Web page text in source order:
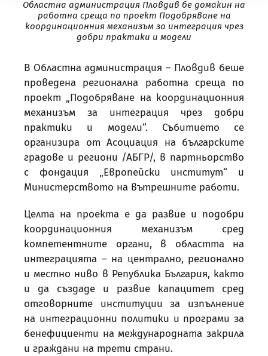
Областна администрация Пловдив бе домакин на
работна среща по проект Подобряване на
координационния механизъм за интеграция чрез
добри практики и модели
В Областна администрация – Пловдив беше
проведена регионална работна среща по
проект „Подобряване на координационния
механизъм за интеграция чрез добри
практики и модели“. Събитието се
организира от Асоциация на българските
градове и региони /АБГР/, в партньорство
с фондация „Европейски институт“ и
Министерството на вътрешните работи.
Целта на проекта е да развие и подобри
координационния механизъм сред
компетентните органи, в областта на
интеграцията – на централно, регионално
и местно ниво в Република България, както
и да създаде и развие капацитет сред
отговорните институции за изпълнение
на интеграционни политики и програми за
бенефициенти на международната закрила
и граждани на трети страни.